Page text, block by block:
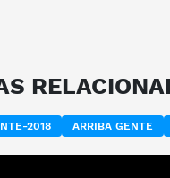
2018 ARRIBA GENTE